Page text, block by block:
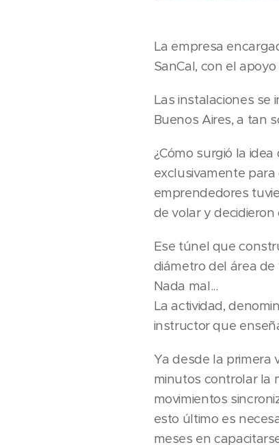
La empresa
SanCal, con el
Las instalaciones se
Buenos Aires, a tan
¿Cómo surgió la
exclusivamente
emprendedores
de volar y
Ese túnel que
diámetro del área
Nada mal...
La actividad,
instructor que
Ya desde la primera
minutos controlar la
movimientos
esto último es
meses en